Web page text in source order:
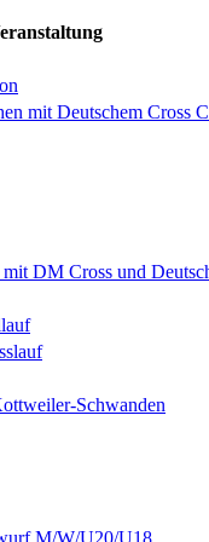
mit Deutschem Cross
DM Cross und
Schwanden
M/W/U20/U18